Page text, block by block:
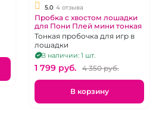
5.0 4 отзыва
Пробка с хвостом лошадки
для Пони Плей мини тонкая
Тонкая пробочка для игр в
лошадки
В наличии: 1 шт.
1 799 pуб. 4 350 pуб.
В корзину